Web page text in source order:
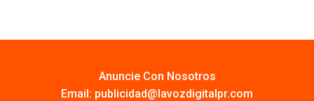
Anuncie Con Nosotros
Email: publicidad@lavozdigitalpr.com